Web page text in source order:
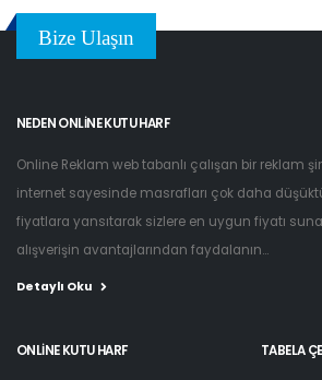
Bize Ulaşın
NEDEN ONLINE KUTU HARF
Online Reklam web tabanlı çalışan bir reklam
internet sayesinde masrafları çok daha
fiyatlara yansıtarak sizlere en uygun fiyatı
alışverişin avantajlarından faydalanın...
Detaylı Oku
ONLINE KUTU HARF TABELA